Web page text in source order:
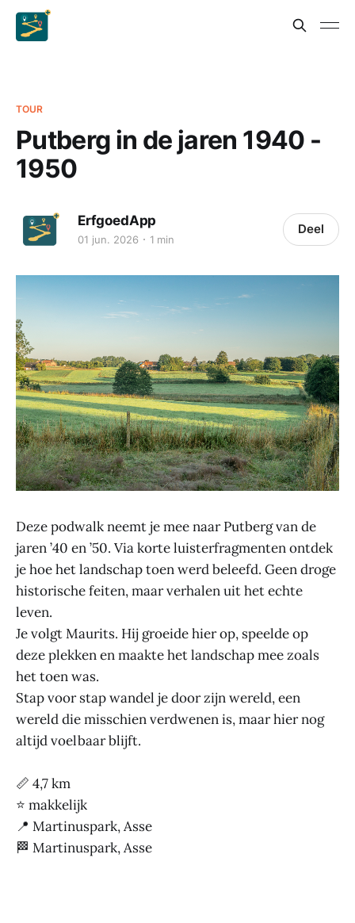
TOUR
Putberg in de jaren 1940 -
1950
ErfgoedApp
01 jun. 2026 1 min
Deel
Deze podwalk neemt je mee naar Putberg van de
jaren ’40 en ’50. Via korte luisterfragmenten ontdek
je hoe het landschap toen werd beleefd. Geen droge
historische feiten, maar verhalen uit het echte
leven.
Je volgt Maurits. Hij groeide hier op, speelde op
deze plekken en maakte het landschap mee zoals
het toen was.
Stap voor stap wandel je door zijn wereld, een
wereld die misschien verdwenen is, maar hier nog
altijd voelbaar blijft.
📏 4,7 km
⭐ makkelijk
📍 Martinuspark, Asse
🏁 Martinuspark, Asse